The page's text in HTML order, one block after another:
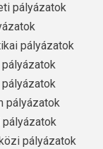
pályázatok
pályázatok
pályázatok
pályázatok
pályázatok
pályázatok